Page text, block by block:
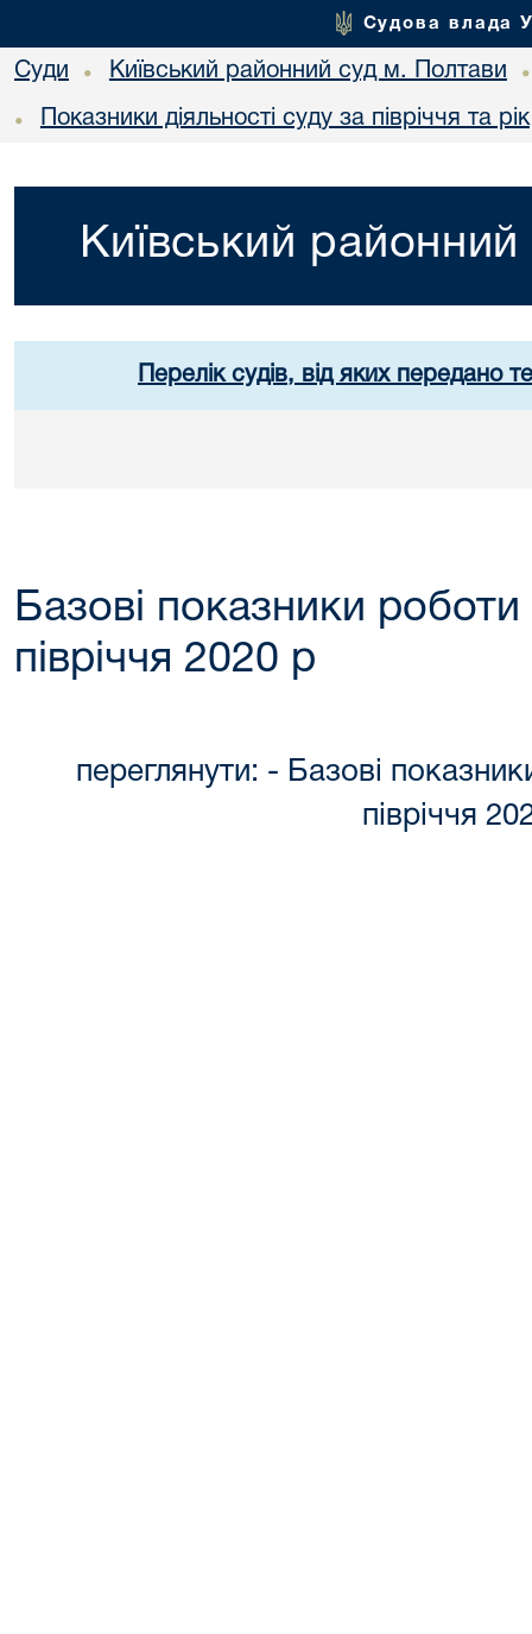
Судова влада
Суди • Київський районний суд м. Полтави •
• Показники діяльності суду за півріччя та рік
Київський
Перелік судів, від яких передано
Базові показники
півріччя 2020 р
переглянути: - Базові
півріччя